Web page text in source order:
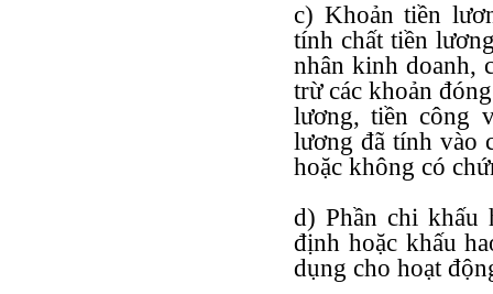
c) Khoản tiền
tính chất tiền
nhân kinh doanh,
trừ các khoản
lương, tiền công
lương đã tính vào
hoặc không có
d) Phần chi khấu
định hoặc khấu
dụng cho hoạt